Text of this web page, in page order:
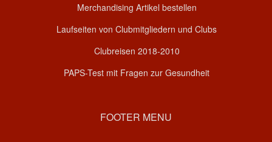
Merchandising Artikel bestellen
Laufseiten von Clubmitgliedern und Clubs
Clubreisen 2018-2010
PAPS-Test mit Fragen zur Gesundheit
FOOTER MENU